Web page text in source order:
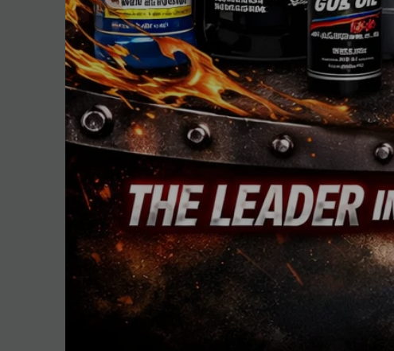
Werkzeug
Farben
Jedes Logo ist Eigentum des jeweiligen Inhabers. Das GM®-, Chrysler®-,